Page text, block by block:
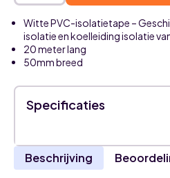
WIT
50mm
20m
-
isolatietape
airco
aantal
Witte PVC-isolatietape –
isolatie en koelleiding isolatie van
20 meter lang
50mm breed
Specificaties
Beschrijving